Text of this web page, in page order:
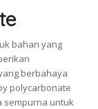
bahan yang
berbahaya
polycarbonate
sempurna untuk